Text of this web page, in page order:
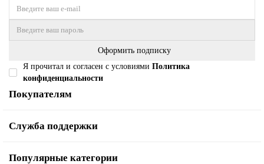
Оформить подписку
Я прочитал и согласен с условиями Политика
конфиденциальности
Покупателям
Служба поддержки
Популярные категории